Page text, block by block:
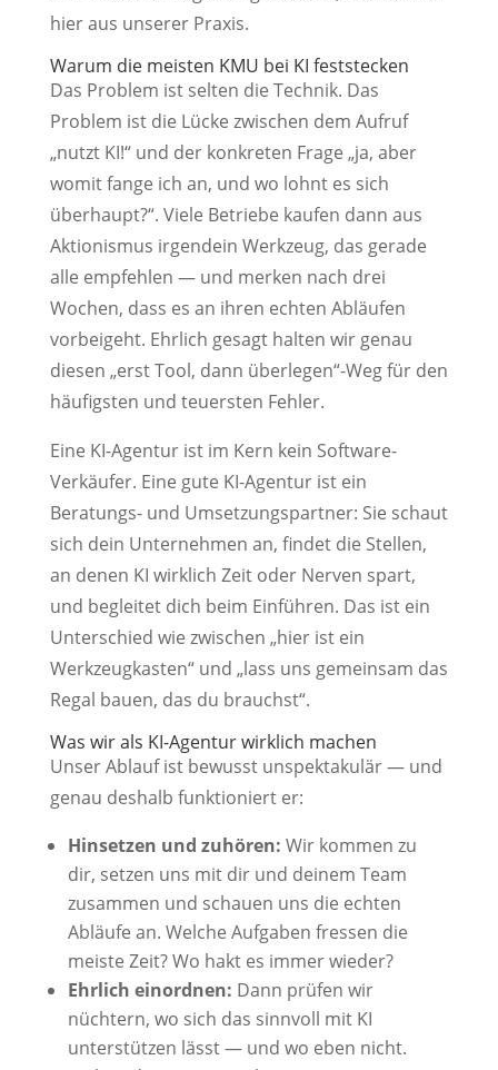
hier aus unserer Praxis.
Warum die meisten KMU bei KI feststecken
Das Problem ist selten die Technik. Das
Problem ist die Lücke zwischen dem Aufruf
„nutzt KI!“ und der konkreten Frage „ja, aber
womit fange ich an, und wo lohnt es sich
überhaupt?“. Viele Betriebe kaufen dann aus
Aktionismus irgendein Werkzeug, das gerade
alle empfehlen — und merken nach drei
Wochen, dass es an ihren echten Abläufen
vorbeigeht. Ehrlich gesagt halten wir genau
diesen „erst Tool, dann überlegen“-Weg für den
häufigsten und teuersten Fehler.
Eine KI-Agentur ist im Kern kein Software-
Verkäufer. Eine gute KI-Agentur ist ein
Beratungs- und Umsetzungspartner: Sie schaut
sich dein Unternehmen an, findet die Stellen,
an denen KI wirklich Zeit oder Nerven spart,
und begleitet dich beim Einführen. Das ist ein
Unterschied wie zwischen „hier ist ein
Werkzeugkasten“ und „lass uns gemeinsam das
Regal bauen, das du brauchst“.
Was wir als KI-Agentur wirklich machen
Unser Ablauf ist bewusst unspektakulär — und
genau deshalb funktioniert er:
Hinsetzen und zuhören: Wir kommen zu
dir, setzen uns mit dir und deinem Team
zusammen und schauen uns die echten
Abläufe an. Welche Aufgaben fressen die
meiste Zeit? Wo hakt es immer wieder?
Ehrlich einordnen: Dann prüfen wir
nüchtern, wo sich das sinnvoll mit KI
unterstützen lässt — und wo eben nicht.